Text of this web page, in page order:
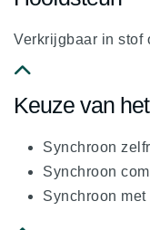
chevron-
up
Verkrijgbaar in stof
fa
chevron-
up
Keuze van
Synchroon
Synchroon
Synchroon